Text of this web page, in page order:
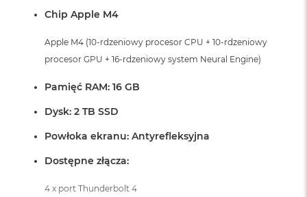
Chip Apple M4
Apple M4 (10-rdzeniowy procesor CPU + 10-rdzeniowy
procesor GPU + 16-rdzeniowy system Neural Engine)
Pamięć RAM: 16 GB
Dysk: 2 TB SSD
Powłoka ekranu: Antyrefleksyjna
Dostępne złącza:
4 x port Thunderbolt 4